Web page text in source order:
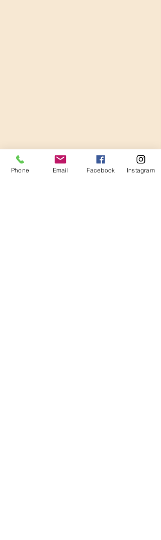
Phone Email Facebook Instagram